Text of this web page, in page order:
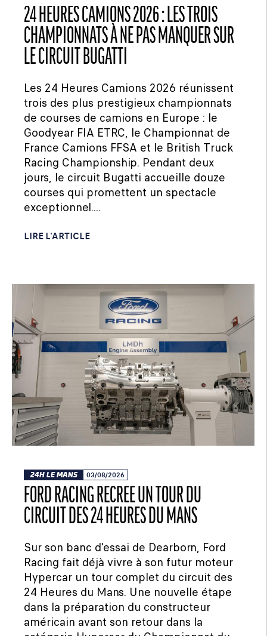
24 HEURES CAMIONS 2026 : LES TROIS
CHAMPIONNATS À NE PAS MANQUER SUR
LE CIRCUIT BUGATTI
Les 24 Heures Camions 2026 réunissent
trois des plus prestigieux championnats
de courses de camions en Europe : le
Goodyear FIA ETRC, le Championnat de
France Camions FFSA et le British Truck
Racing Championship. Pendant deux
jours, le circuit Bugatti accueille douze
courses qui promettent un spectacle
exceptionnel....
LIRE L'ARTICLE
24H LE MANS 03/08/2026
FORD RACING RECRÉE UN TOUR DU
CIRCUIT DES 24 HEURES DU MANS
Sur son banc d'essai de Dearborn, Ford
Racing fait déjà vivre à son futur moteur
Hypercar un tour complet du circuit des
24 Heures du Mans. Une nouvelle étape
dans la préparation du constructeur
américain avant son retour dans la